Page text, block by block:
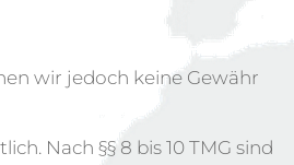
wir jedoch keine Gewähr
Nach §§ 8 bis 10 TMG sind